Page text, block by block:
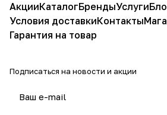
АкцииКаталогБрендыУслуги
Условия доставкиКонтакты
Гарантия на товар
Подписаться на новости и акции